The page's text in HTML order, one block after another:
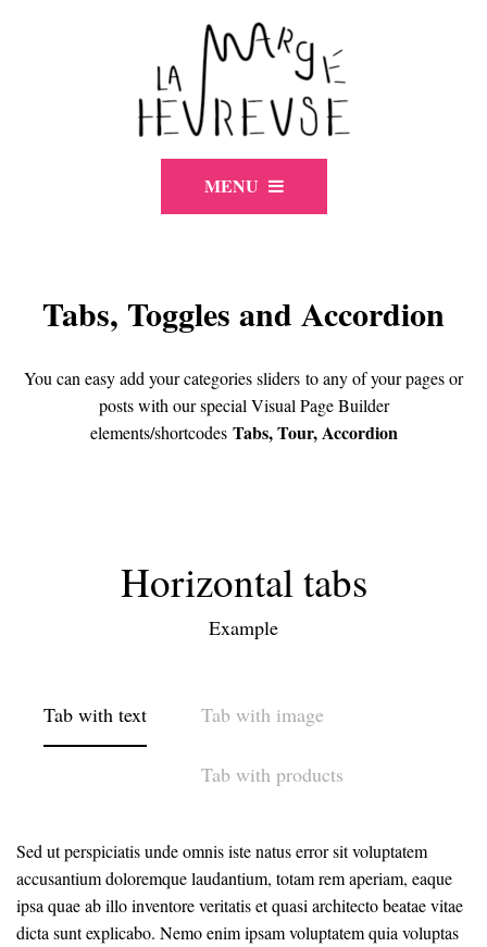
MENU
Tabs, Toggles and Accordion
You can easy add your categories sliders to any of your pages or
posts with our special Visual Page Builder
elements/shortcodes Tabs, Tour, Accordion
Horizontal tabs
Example
Tab with text Tab with image
Tab with products
Sed ut perspiciatis unde omnis iste natus error sit voluptatem
accusantium doloremque laudantium, totam rem aperiam, eaque
ipsa quae ab illo inventore veritatis et quasi architecto beatae vitae
dicta sunt explicabo. Nemo enim ipsam voluptatem quia voluptas